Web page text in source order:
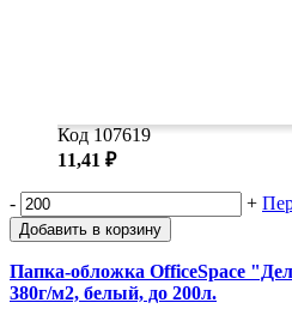
Код 107619
11,41 ₽
- +
Добавить в корзину
Папка-обложка OfficeSpace
380г/м2, белый, до 200л.